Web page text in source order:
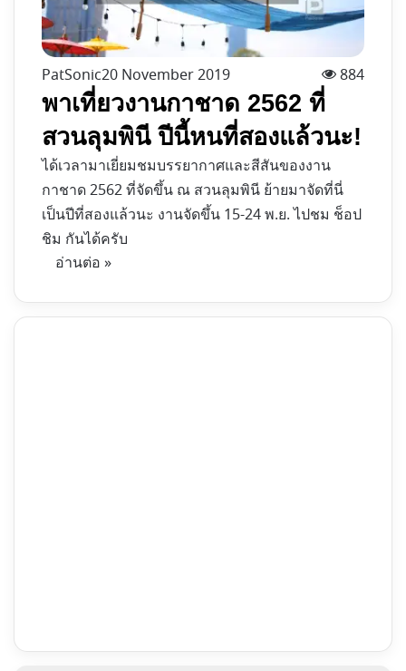
PatSonic20 November 2019 884
พาเที่ยวงานกาชาด 2562 ที่
สวนลุมพินี ปีนี้หนที่สองแล้วนะ!
ได้เวลามาเยี่ยมชมบรรยากาศและสีสันของงาน
กาชาด 2562 ที่จัดขึ้น ณ สวนลุมพินี ย้ายมาจัดที่นี่
เป็นปีที่สองแล้วนะ งานจัดขึ้น 15-24 พ.ย. ไปชม ช็อป
ชิม กันได้ครับ
อ่านต่อ »